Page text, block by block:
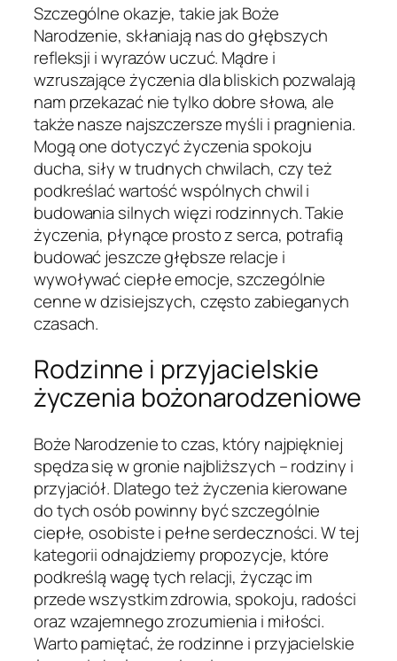
Szczególne okazje, takie jak Boże
Narodzenie, skłaniają nas do głębszych
refleksji i wyrazów uczuć. Mądre i
wzruszające życzenia dla bliskich pozwalają
nam przekazać nie tylko dobre słowa, ale
także nasze najszczersze myśli i pragnienia.
Mogą one dotyczyć życzenia spokoju
ducha, siły w trudnych chwilach, czy też
podkreślać wartość wspólnych chwil i
budowania silnych więzi rodzinnych. Takie
życzenia, płynące prosto z serca, potrafią
budować jeszcze głębsze relacje i
wywoływać ciepłe emocje, szczególnie
cenne w dzisiejszych, często zabieganych
czasach.
Rodzinne i przyjacielskie
życzenia bożonarodzeniowe
Boże Narodzenie to czas, który najpiękniej
spędza się w gronie najbliższych – rodziny i
przyjaciół. Dlatego też życzenia kierowane
do tych osób powinny być szczególnie
ciepłe, osobiste i pełne serdeczności. W tej
kategorii odnajdziemy propozycje, które
podkreślą wagę tych relacji, życząc im
przede wszystkim zdrowia, spokoju, radości
oraz wzajemnego zrozumienia i miłości.
Warto pamiętać, że rodzinne i przyjacielskie